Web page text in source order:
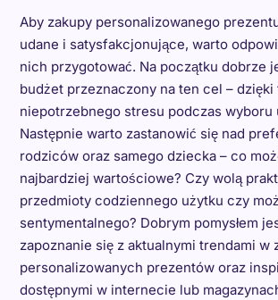
Aby zakupy personalizowanego
udane i satysfakcjonujące, warto
nich przygotować. Na początku dobrze
budżet przeznaczony na ten cel –
niepotrzebnego stresu podczas wyboru
Następnie warto zastanowić się nad
rodziców oraz samego dziecka – co
najbardziej wartościowe? Czy wolą
przedmioty codziennego użytku czy
sentymentalnego? Dobrym pomysłem
zapoznanie się z aktualnymi trendami w
personalizowanych prezentów oraz
dostępnymi w internecie lub